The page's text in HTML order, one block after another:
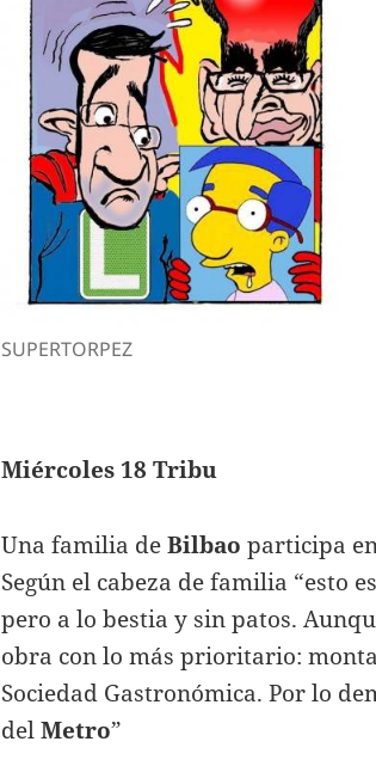
SUPERTORPEZ
Miércoles 18 Tribu
Una familia deBilbao participa
Según el cabeza de familia “esto
pero a lo bestia y sin patos.
obra con lo más prioritario:
Sociedad Gastronómica. Por lo
delMetro”